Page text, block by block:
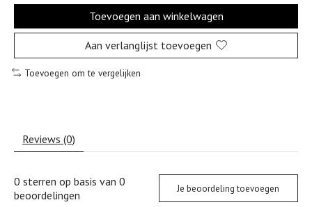
Toevoegen aan winkelwagen
Aan verlanglijst toevoegen
Toevoegen om te vergelijken
Reviews (0)
0 sterren op basis van 0
beoordelingen
Je beoordeling toevoegen